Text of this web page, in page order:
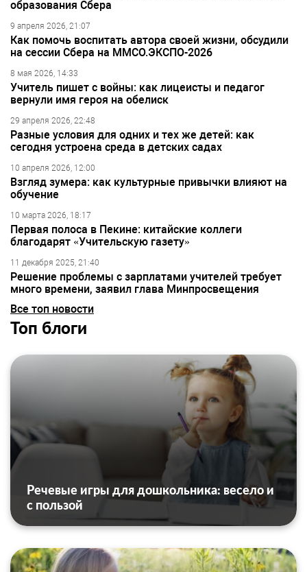
образования Сбера
9 апреля 2026, 21:07
Как помочь воспитать автора своей жизни, обсудили
на сессии Сбера на ММСО.ЭКСПО-2026
8 мая 2026, 14:33
Учитель пишет с войны: как лицеисты и педагог
вернули имя героя на обелиск
29 апреля 2026, 22:48
Разные условия для одних и тех же детей: как
сегодня устроена среда в детских садах
10 апреля 2026, 12:00
Взгляд зумера: как культурные привычки влияют на
обучение
10 марта 2026, 18:17
Первая полоса в Пекине: китайские коллеги
благодарят «Учительскую газету»
11 декабря 2025, 21:40
Решение проблемы с зарплатами учителей требует
много времени, заявил глава Минпросвещения
Все топ новости
Топ блоги
Речевые игры для дошкольника: весело и
с пользой